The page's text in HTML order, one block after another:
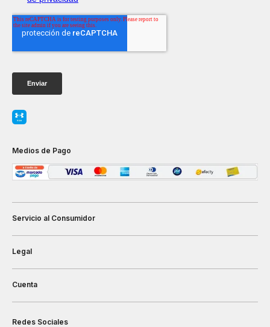
Medios de Pago
Servicio al Consumidor
Legal
Cuenta
Redes Sociales